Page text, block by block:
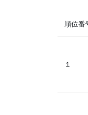
順位番
１